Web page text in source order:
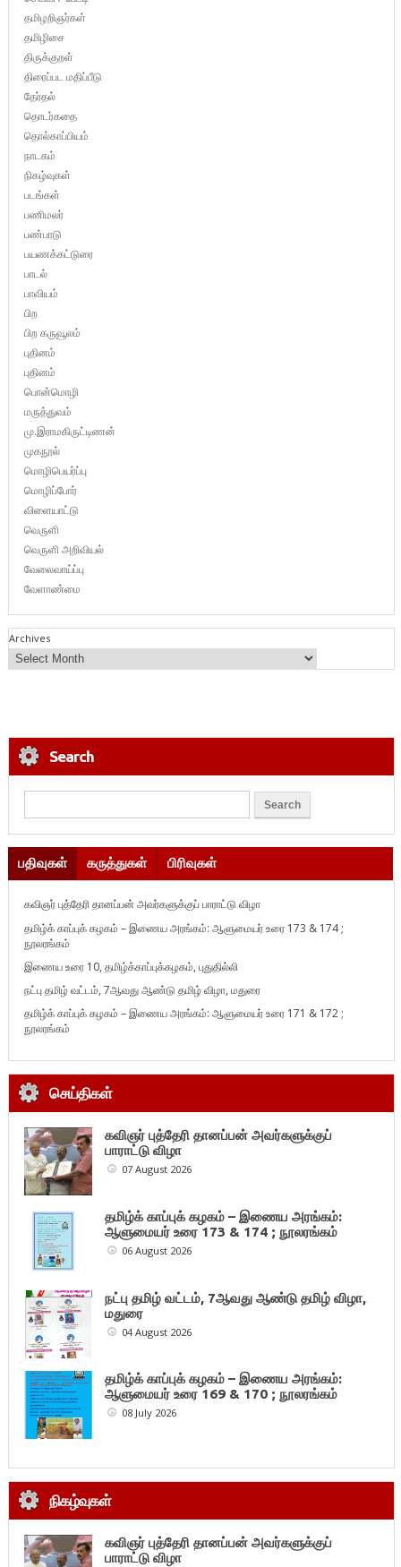
தமிழறிஞர்கள்
தமிழிசை
திருக்குறள்
திரைப்பட மதிப்பீடு
தேர்தல்
தொடர்கதை
தொல்காப்பியம்
நாடகம்
நிகழ்வுகள்
படங்கள்
பணிமலர்
பண்பாடு
பயணக்கட்டுரை
பாடல்
பாவியம்
பிற
பிற கருவூலம்
புதினம்
புதினம்
பொன்மொழி
மருத்துவம்
மு.இராமகிருட்டிணன்
முகநூல்
மொழிபெயர்ப்பு
மொழிப்போர்
விளையாட்டு
வெருளி
வெருளி அறிவியல்
வேலைவாய்ப்பு
வேளாண்மை
Archives
Search
பதிவுகள் கருத்துகள் பிரிவுகள்
கவிஞர் புத்தேரி தானப்பன் அவர்களுக்குப் பாராட்டு விழா
தமிழ்க் காப்புக் கழகம் – இணைய அரங்கம்: ஆளுமையர் உரை 173 & 174 ;
நூலரங்கம்
இணைய உரை 10, தமிழ்க்காப்புக்கழகம், புதுதில்லி
நட்பு தமிழ் வட்டம், 7ஆவது ஆண்டு தமிழ் விழா, மதுரை
தமிழ்க் காப்புக் கழகம் – இணைய அரங்கம்: ஆளுமையர் உரை 171 & 172 ;
நூலரங்கம்
செய்திகள்
கவிஞர் புத்தேரி தானப்பன் அவர்களுக்குப்
பாராட்டு விழா
07 August 2026
தமிழ்க் காப்புக் கழகம் – இணைய அரங்கம்:
ஆளுமையர் உரை 173 & 174 ; நூலரங்கம்
06 August 2026
நட்பு தமிழ் வட்டம், 7ஆவது ஆண்டு தமிழ் விழா,
மதுரை
04 August 2026
தமிழ்க் காப்புக் கழகம் – இணைய அரங்கம்:
ஆளுமையர் உரை 169 & 170 ; நூலரங்கம்
08 July 2026
நிகழ்வுகள்
கவிஞர் புத்தேரி தானப்பன் அவர்களுக்குப்
பாராட்டு விழா